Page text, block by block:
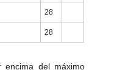
28
28
del máximo